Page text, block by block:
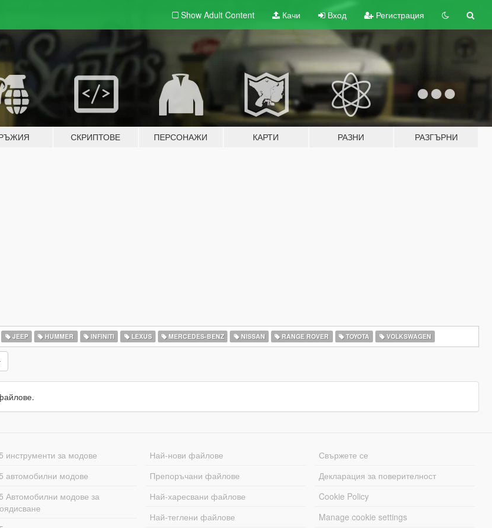
Show Adult Content Качи Вход Регистрация
СКРИПТОВЕ ПЕРСОНАЖИ КАРТИ РАЗНИ РАЗГЪРНИ
JEEP HUMMER INFINITI LEXUS MERCEDES-BENZ NISSAN RANGE ROVER TOYOTA VOLKSWAGEN
инструменти за модове
автомобилни модове
Автомобилни модове за
Най-нови файлове
Препоръчани файлове
Най-харесвани файлове
Най-теглени файлове
Свържете се
Декларация за поверителност
Cookie Policy
Manage cookie settings